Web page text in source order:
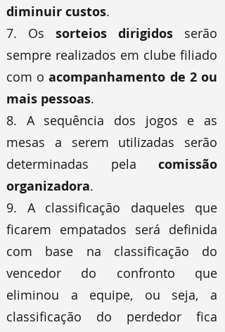
diminuir custos.
7. Os sorteios dirigidos serão
sempre realizados em clube filiado
com oacompanhamento de 2 ou
mais pessoas.
8. A sequência dos jogos e as
mesas a serem utilizadas serão
determinadas pela comissão
organizadora.
9. A classificação daqueles que
ficarem empatados será definida
com base na classificação do
vencedor do confronto que
eliminou a equipe, ou seja, a
classificação do perdedor fica